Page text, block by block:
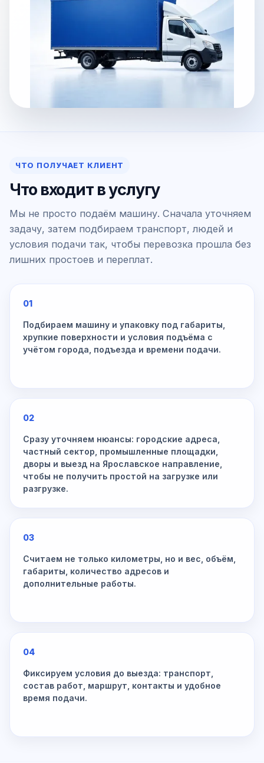
ЧТО ПОЛУЧАЕТ КЛИЕНТ
Что входит в услугу
Мы не просто подаём машину. Сначала уточняем
задачу, затем подбираем транспорт, людей и
условия подачи так, чтобы перевозка прошла без
лишних простоев и переплат.
01
Подбираем машину и упаковку под габариты,
хрупкие поверхности и условия подъёма с
учётом города, подъезда и времени подачи.
02
Сразу уточняем нюансы: городские адреса,
частный сектор, промышленные площадки,
дворы и выезд на Ярославское направление,
чтобы не получить простой на загрузке или
разгрузке.
03
Считаем не только километры, но и вес, объём,
габариты, количество адресов и
дополнительные работы.
04
Фиксируем условия до выезда: транспорт,
состав работ, маршрут, контакты и удобное
время подачи.